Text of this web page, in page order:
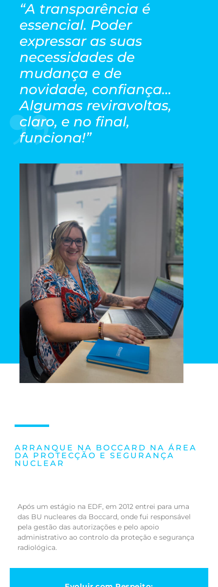
“A transparência é
essencial. Poder
expressar as suas
necessidades de
mudança e de
novidade, confiança…
Algumas reviravoltas,
claro, e no final,
funciona!”
ARRANQUE NA BOCCARD NA ÁREA
DA PROTECÇÃO E SEGURANÇA
NUCLEAR
Após um estágio na EDF, em 2012 entrei para uma
das BU nucleares da Boccard, onde fui responsável
pela gestão das autorizações e pelo apoio
administrativo ao controlo da proteção e segurança
radiológica.